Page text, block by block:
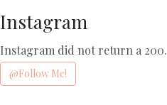
Instagram
Instagram did not return a 200.
@Follow Me!